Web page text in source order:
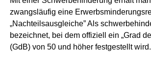
zwangsläufig eine
„Nachteilsausgleiche” Als
bezeichnet, bei dem offiziell ein „Grad
(GdB) von 50 und höher festgestellt wird.